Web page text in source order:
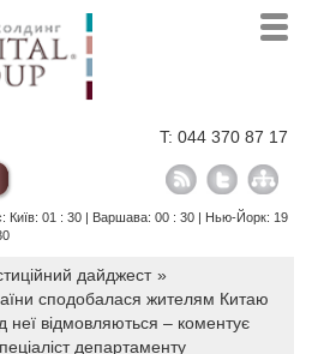
T: 044 370 87 17
Київ: 01 : 30 | Варшава: 00 : 30 | Нью-Йорк: 19
дайджест »
сподобалася жителям Китаю
неї відмовляються – коментує
департаменту